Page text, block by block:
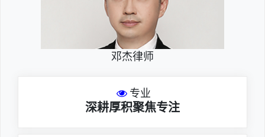
邓杰律师
专业
深耕厚积聚焦专注